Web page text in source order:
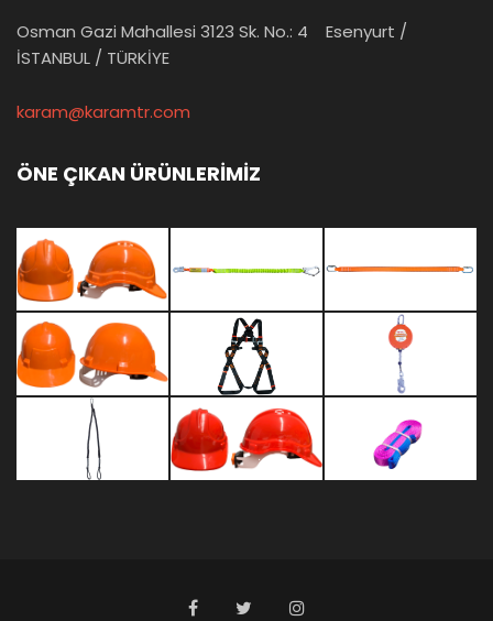
Osman Gazi Mahallesi 3123 Sk. No.: 4 Esenyurt /
İSTANBUL / TÜRKİYE
karam@karamtr.com
ÖNE ÇIKAN ÜRÜNLERİMİZ